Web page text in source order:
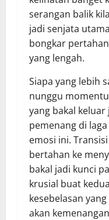
serangan balik
jadi senjata
bongkar
yang lengah.
Siapa yang lebih
nunggu
yang bakal keluar
pemenang di
emosi ini.
bertahan ke
bakal jadi kunci
krusial buat kedua
kesebelasan
akan kemenangan